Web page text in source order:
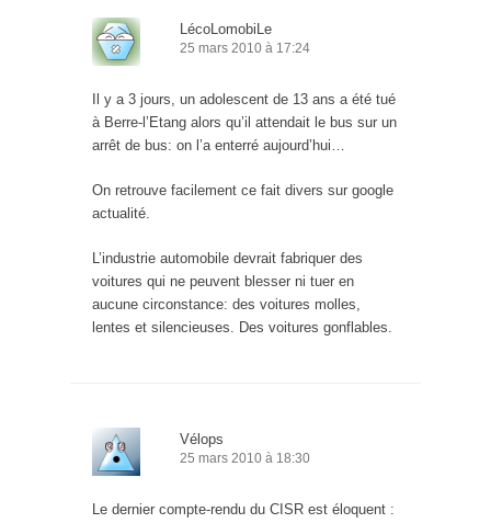
LécoLomobiLe
25 mars 2010 à 17:24
Il y a 3 jours, un adolescent de 13 ans a été tué
à Berre-l’Etang alors qu’il attendait le bus sur un
arrêt de bus: on l’a enterré aujourd’hui…
On retrouve facilement ce fait divers sur google
actualité.
L’industrie automobile devrait fabriquer des
voitures qui ne peuvent blesser ni tuer en
aucune circonstance: des voitures molles,
lentes et silencieuses. Des voitures gonflables.
Vélops
25 mars 2010 à 18:30
Le dernier compte-rendu du CISR est éloquent :